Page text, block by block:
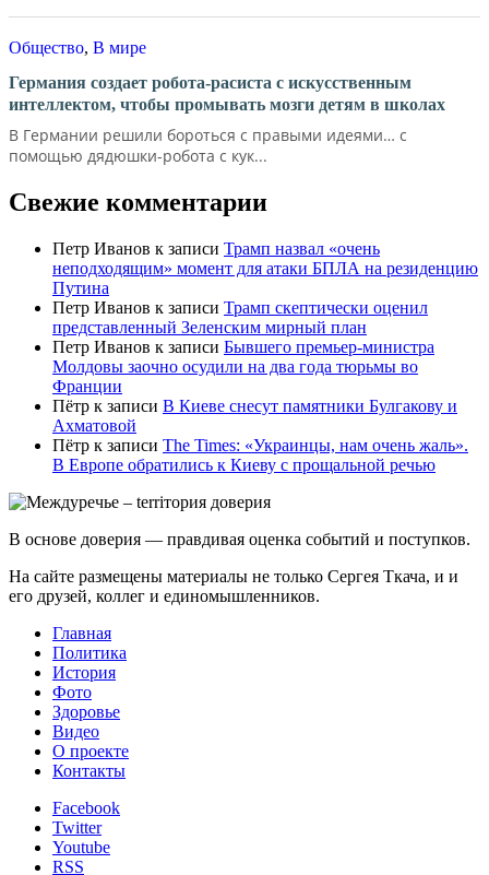
Общество, В мире
Германия создает робота-расиста с искусственным
интеллектом, чтобы промывать мозги детям в школах
В Германии решили бороться с правыми идеями… с
помощью дядюшки-робота с кук...
Свежие комментарии
Петр Иванов к записи Трамп назвал «очень
неподходящим» момент для атаки БПЛА на резиденцию
Путина
Петр Иванов к записи Трамп скептически оценил
представленный Зеленским мирный план
Петр Иванов к записи Бывшего премьер-министра
Молдовы заочно осудили на два года тюрьмы во
Франции
Пётр к записи В Киеве снесут памятники Булгакову и
Ахматовой
Пётр к записи Тhe Times: «Украинцы, нам очень жаль».
В Европе обратились к Киеву с прощальной речью
В основе доверия — правдивая оценка событий и поступков.
На сайте размещены материалы не только Сергея Ткача, и и
его друзей, коллег и единомышленников.
Главная
Политика
История
Фото
Здоровье
Видео
О проекте
Контакты
Facebook
Twitter
Youtube
RSS